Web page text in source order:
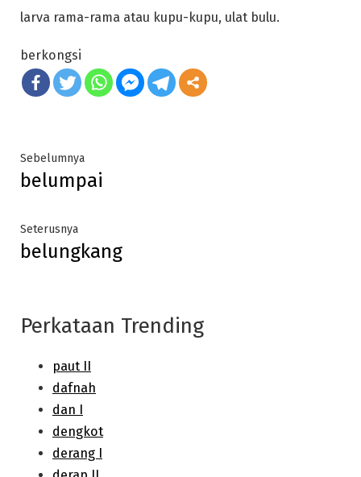
larva rama-rama atau kupu-kupu, ulat bulu.
berkongsi
Post
navigation
SebelumnyaPrevious
post:
belumpai
SeterusnyaNext
post:
belungkang
Perkataan Trending